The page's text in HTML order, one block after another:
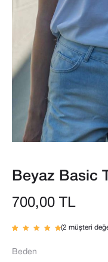
Beyaz Basic
700,00 TL
dayanar
ak 5
(2 müşteri
Beden